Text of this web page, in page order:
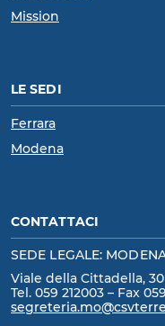
Mission
LE SEDI
Ferrara
Modena
CONTATTACI
SEDE LEGALE:
Viale della Cittadella, 30
Tel. 059 212003 – Fax